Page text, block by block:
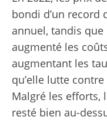
bondi d’un record
annuel, tandis que
augmenté les
augmentant les
qu’elle lutte
Malgré les efforts,
resté bien au-